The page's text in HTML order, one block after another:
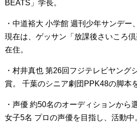
BEATS」学長。
・中道裕大 小学館 週刊少年サンデー
現在は、ゲッサン「放課後さいころ
在住。
・村井真也 第26回フジテレビヤング
賞。 千葉のシニア劇団PPK48の脚本
・声優 約50名のオーディションから
女子5名 プロの声優を目指し、活動中